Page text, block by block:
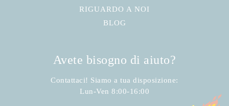
RIGUARDO A NOI
BLOG
Avete bisogno di aiuto?
Contattaci! Siamo a tua disposizione:
Lun-Ven 8:00-16:00